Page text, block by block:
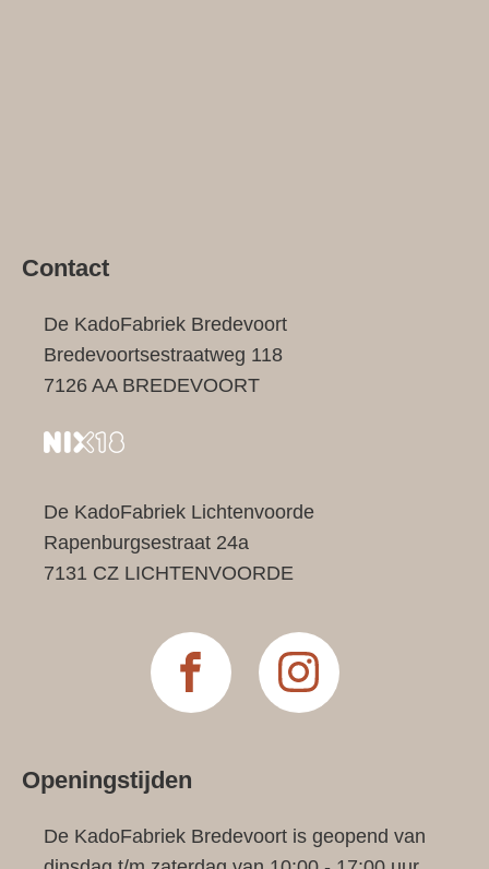
Contact
De KadoFabriek Bredevoort
Bredevoortsestraatweg 118
7126 AA BREDEVOORT
De KadoFabriek Lichtenvoorde
Rapenburgsestraat 24a
7131 CZ LICHTENVOORDE
Openingstijden
De KadoFabriek Bredevoort is geopend van